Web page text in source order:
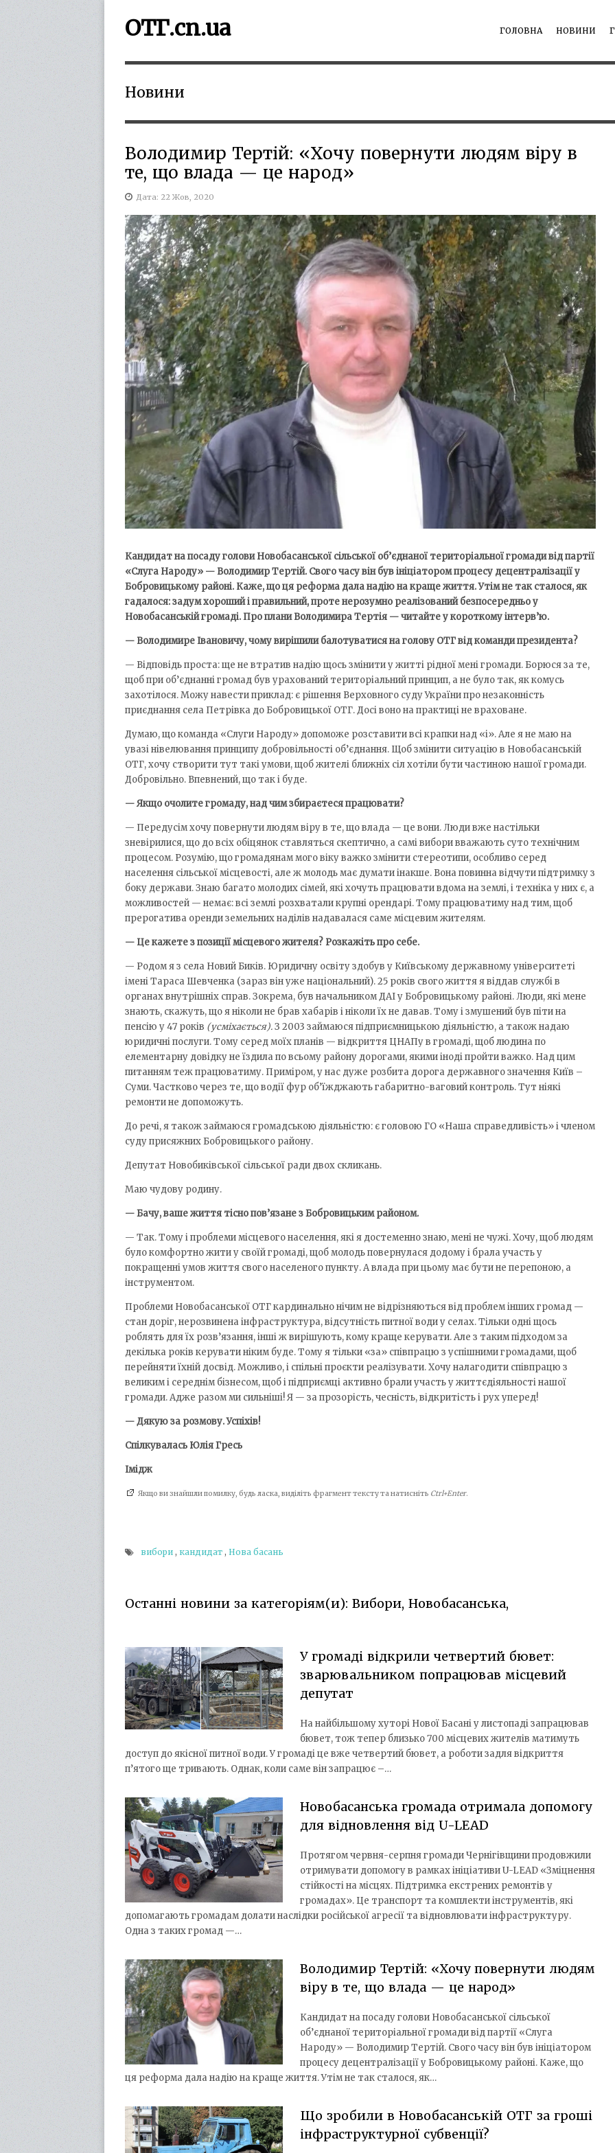
ГОЛОВНА НОВИНИ
ОТГ.cn.ua
Новини
Володимир Тертій: «Хочу повернути людям віру в
те, що влада — це народ»
Дата: 22 Жов, 2020
Кандидат на посаду голови Новобасанської сільської об’єднаної територіальної громади від партії
«Слуга Народу» — Володимир Тертій. Свого часу він був ініціатором процесу децентралізації у
Бобровицькому районі. Каже, що ця реформа дала надію на краще життя. Утім не так сталося, як
гадалося: задум хороший і правильний, проте нерозумно реалізований безпосередньо у
Новобасанській громаді. Про плани Володимира Тертія — читайте у короткому інтерв’ю.
— Володимире Івановичу, чому вирішили балотуватися на голову ОТГ від команди президента?
— Відповідь проста: ще не втратив надію щось змінити у житті рідної мені громади. Борюся за те,
щоб при об’єднанні громад був урахований територіальний принцип, а не було так, як комусь
захотілося. Можу навести приклад: є рішення Верховного суду України про незаконність
приєднання села Петрівка до Бобровицької ОТГ. Досі воно на практиці не враховане.
Думаю, що команда «Слуги Народу» допоможе розставити всі крапки над «і». Але я не маю на
увазі нівелювання принципу добровільності об’єднання. Щоб змінити ситуацію в Новобасанській
ОТГ, хочу створити тут такі умови, щоб жителі ближніх сіл хотіли бути частиною нашої громади.
Добровільно. Впевнений, що так і буде.
— Якщо очолите громаду, над чим збираєтеся працювати?
— Передусім хочу повернути людям віру в те, що влада — це вони. Люди вже настільки
зневірилися, що до всіх обіцянок ставляться скептично, а самі вибори вважають суто технічним
процесом. Розумію, що громадянам мого віку важко змінити стереотипи, особливо серед
населення сільської місцевості, але ж молодь має думати інакше. Вона повинна відчути підтримку з
боку держави. Знаю багато молодих сімей, які хочуть працювати вдома на землі, і техніка у них є, а
можливостей — немає: всі землі розхватали крупні орендарі. Тому працюватиму над тим, щоб
прерогатива оренди земельних наділів надавалася саме місцевим жителям.
— Це кажете з позиції місцевого жителя? Розкажіть про себе.
— Родом я з села Новий Биків. Юридичну освіту здобув у Київському державному університеті
імені Тараса Шевченка (зараз він уже національний). 25 років свого життя я віддав службі в
органах внутрішніх справ. Зокрема, був начальником ДАІ у Бобровицькому районі. Люди, які мене
знають, скажуть, що я ніколи не брав хабарів і ніколи їх не давав. Тому і змушений був піти на
пенсію у 47 років (усміхається).З 2003 займаюся підприємницькою діяльністю, а також надаю
юридичні послуги. Тому серед моїх планів — відкриття ЦНАПу в громаді, щоб людина по
елементарну довідку не їздила по всьому району дорогами, якими іноді пройти важко. Над цим
питанням теж працюватиму. Приміром, у нас дуже розбита дорога державного значення Київ –
Суми. Частково через те, що водії фур об’їжджають габаритно-ваговий контроль. Тут ніякі
ремонти не допоможуть.
До речі, я також займаюся громадською діяльністю: є головою ГО «Наша справедливість» і членом
суду присяжних Бобровицького району.
Депутат Новобиківської сільської ради двох скликань.
Маю чудову родину.
— Бачу, ваше життя тісно пов’язане з Бобровицьким районом.
— Так. Тому і проблеми місцевого населення, які я достеменно знаю, мені не чужі. Хочу, щоб людям
було комфортно жити у своїй громаді, щоб молодь повернулася додому і брала участь у
покращенні умов життя свого населеного пункту. А влада при цьому має бути не перепоною, а
інструментом.
Проблеми Новобасанської ОТГ кардинально нічим не відрізняються від проблем інших громад —
стан доріг, нерозвинена інфраструктура, відсутність питної води у селах. Тільки одні щось
роблять для їх розв’язання, інші ж вирішують, кому краще керувати. Але з таким підходом за
декілька років керувати ніким буде. Тому я тільки «за» співпрацю з успішними громадами, щоб
перейняти їхній досвід. Можливо, і спільні проєкти реалізувати. Хочу налагодити співпрацю з
великим і середнім бізнесом, щоб і підприємці активно брали участь у життєдіяльності нашої
громади. Адже разом ми сильніші! Я — за прозорість, чесність, відкритість і рух уперед!
— Дякую за розмову. Успіхів!
Спілкувалась Юлія Гресь
Імідж
Якщо ви знайшли помилку, будь ласка, виділіть фрагмент тексту та натисніть Ctrl+Enter.
вибори , кандидат , Нова басань
Останні новини за категоріям(и): Вибори, Новобасанська,
У громаді відкрили четвертий бювет:
зварювальником попрацював місцевий
депутат
На найбільшому хуторі Нової Басані у листопаді запрацював
бювет, тож тепер близько 700 місцевих жителів матимуть
доступ до якісної питної води. У громаді це вже четвертий бювет, а роботи задля відкриття
п’ятого ще тривають. Однак, коли саме він запрацює –…
Новобасанська громада отримала допомогу
для відновлення від U-LEAD
Протягом червня-серпня громади Чернігівщини продовжили
отримувати допомогу в рамках ініціативи U-LEAD «Зміцнення
стійкості на місцях. Підтримка екстрених ремонтів у
громадах». Це транспорт та комплекти інструментів, які
допомагають громадам долати наслідки російської агресії та відновлювати інфраструктуру.
Одна з таких громад —…
Володимир Тертій: «Хочу повернути людям
віру в те, що влада — це народ»
Кандидат на посаду голови Новобасанської сільської
об’єднаної територіальної громади від партії «Слуга
Народу» — Володимир Тертій. Свого часу він був ініціатором
процесу децентралізації у Бобровицькому районі. Каже, що
ця реформа дала надію на краще життя. Утім не так сталося, як…
Що зробили в Новобасанській ОТГ за гроші
інфраструктурної субвенції?